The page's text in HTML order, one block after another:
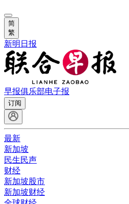
简
繁
新明日报
早报俱乐部电子报
订阅
最新
新加坡
民生民声
财经
新加坡股市
新加坡财经